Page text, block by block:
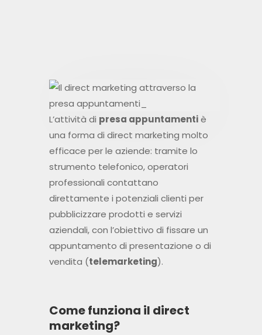
L’attività di presa appuntamentiè
una forma di direct marketing molto
efficace per le aziende: tramite lo
strumento telefonico, operatori
professionali contattano
direttamente i potenziali clienti per
pubblicizzare prodotti e servizi
aziendali, con l’obiettivo di fissare un
appuntamento di presentazione o di
vendita (telemarketing).
Come funziona il direct
marketing?